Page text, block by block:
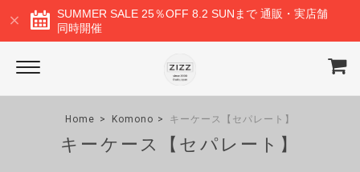
SUMMER SALE 25％OFF 8.2 SUNまで 通販・実店舗
同時開催
Home Komono キーケース【セパレート】
キーケース【セパレート】